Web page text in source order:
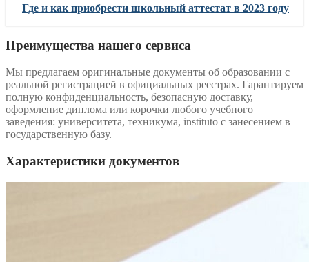
Где и как приобрести школьный аттестат в 2023 году
Преимущества нашего сервиса
Мы предлагаем оригинальные документы об образовании с
реальной регистрацией в официальных реестрах. Гарантируем
полную конфиденциальность, безопасную доставку,
оформление диплома или корочки любого учебного
заведения: университета, техникума, instituto с занесением в
государственную базу.
Характеристики документов